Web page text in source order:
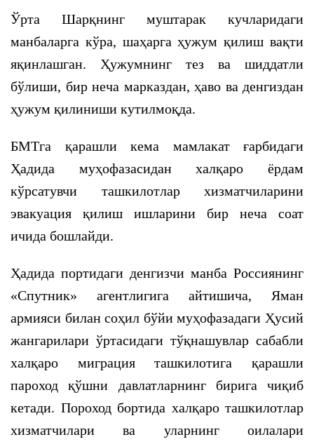
Ўрта Шарқнинг муштарак кучларидаги
манбаларга кўра, шаҳарга ҳужум қилиш вақти
яқинлашган. Ҳужумнинг тез ва шиддатли
бўлиши, бир неча марказдан, ҳаво ва денгиздан
ҳужум қилиниши кутилмоқда.
БМТга қарашли кема мамлакат ғарбидаги
Ҳадида муҳофазасидан халқаро ёрдам
кўрсатувчи ташкилотлар хизматчиларини
эвакуация қилиш ишларини бир неча соат
ичида бошлайди.
Ҳадида портидаги денгизчи манба Россиянинг
«Спутник» агентлигига айтишича, Яман
армияси билан соҳил бўйи муҳофазадаги Ҳусий
жангарилари ўртасидаги тўқнашувлар сабабли
халқаро миграция ташкилотига қарашли
пароход қўшни давлатларнинг бирига чиқиб
кетади. Пороход бортида халқаро ташкилотлар
хизматчилари ва уларнинг оилалари